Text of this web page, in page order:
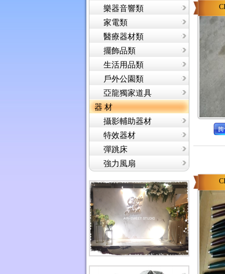
樂器音響類
家電類
醫療器材類
擺飾品類
生活用品類
戶外公園類
亞龍獨家道具
器 材
攝影輔助器材
特效器材
彈跳床
強力風扇